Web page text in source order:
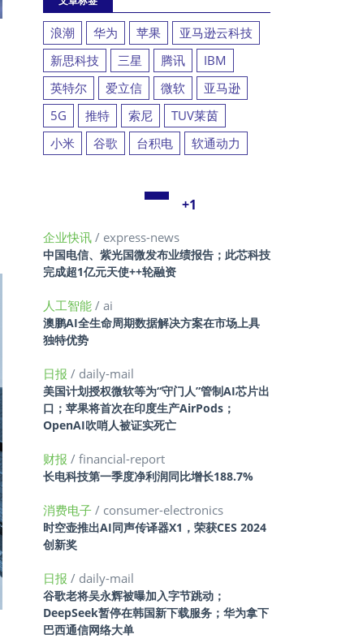
浪潮 华为 苹果
亚马逊云科技
新思科技
三星 腾讯
IBM
英特尔
爱立信 微软
亚马逊
5G
推特 索尼
TUV莱茵
小米
谷歌 台积电 软通动力
+1
企业快讯 / express-news
中国电信、紫光国微发布业绩报告；此芯科技
完成超1亿元天使++轮融资
人工智能 / ai
澳鹏AI全生命周期数据解决方案在市场上具
独特优势
日报 / daily-mail
美国计划授权微软等为“守门人”管制AI芯片出
口；苹果将首次在印度生产AirPods；
OpenAI吹哨人被证实死亡
财报 / financial-report
长电科技第一季度净利润同比增长188.7%
消费电子 / consumer-electronics
时空壶推出AI同声传译器X1，荣获CES 2024
创新奖
日报 / daily-mail
谷歌老将吴永辉被曝加入字节跳动；
DeepSeek暂停在韩国新下载服务；华为拿下
巴西通信网络大单